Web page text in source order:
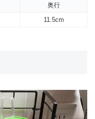
奥行
11.5cm